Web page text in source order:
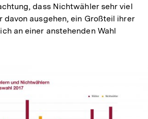
dass Nichtwähler sehr viel
davon ausgehen, ein Großteil ihrer
an einer anstehenden Wahl